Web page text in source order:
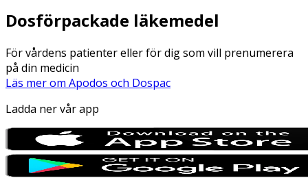
Dosförpackade läkemedel
För vårdens patienter eller för dig som vill prenumerera
på din medicin
Läs mer om Apodos och Dospac
Ladda ner vår app